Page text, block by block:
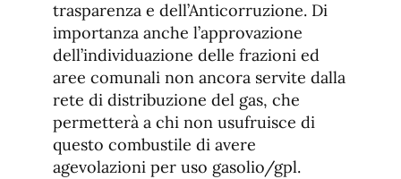
trasparenza e dell’Anticorruzione. Di
importanza anche l’approvazione
dell’individuazione delle frazioni ed
aree comunali non ancora servite dalla
rete di distribuzione del gas, che
permetterà a chi non usufruisce di
questo combustile di avere
agevolazioni per uso gasolio/gpl.